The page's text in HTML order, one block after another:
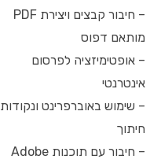
– חיבור קבצים ויצירת PDF
מותאם דפוס
– אופטימיזציה לפרסום
אינטרנטי
– שימוש באוברפרינט ונקודות
חיתוך
– חיבור עם תוכנות Adobe